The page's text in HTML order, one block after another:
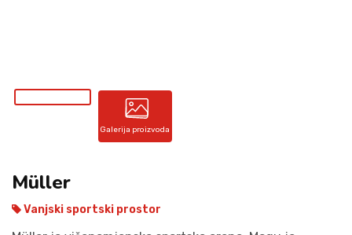
Galerija proizvoda
Müller
Vanjski sportski prostor